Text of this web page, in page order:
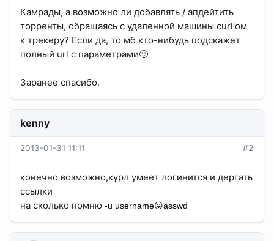
Камрады, а возможно ли добавлять / апдейтить
торренты, обращаясь с удаленной машины curl'ом
к трекеру? Если да, то мб кто-нибудь подскажет
полный url с параметрами🙂
Заранее спасибо.
kenny
2013-01-31 11:11 #2
конечно возможно,курл умеет логинится и дергать
ссылки
на сколько помню -u username😛asswd